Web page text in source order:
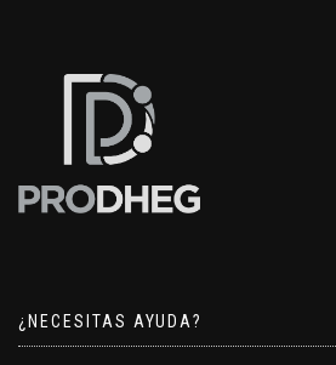
¿NECESITAS AYUDA?